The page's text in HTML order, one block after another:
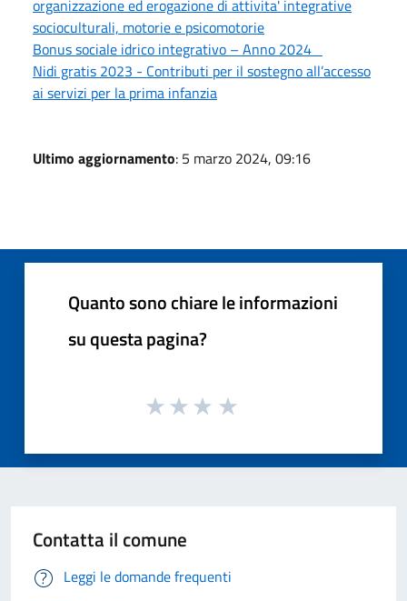
organizzazione ed erogazione di attivita' integrative
socioculturali, motorie e psicomotorie
Bonus sociale idrico integrativo – Anno 2024
Nidi gratis 2023 - Contributi per il sostegno all’accesso
ai servizi per la prima infanzia
Ultimo aggiornamento: 5 marzo 2024, 09:16
Quanto sono chiare le informazioni
su questa pagina?
Contatta il comune
Leggi le domande frequenti